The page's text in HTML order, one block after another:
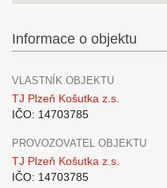
Informace o objektu
VLASTNÍK OBJEKTU
TJ Plzeň Košutka z.s.
IČO: 14703785
PROVOZOVATEL OBJEKTU
TJ Plzeň Košutka z.s.
IČO: 14703785